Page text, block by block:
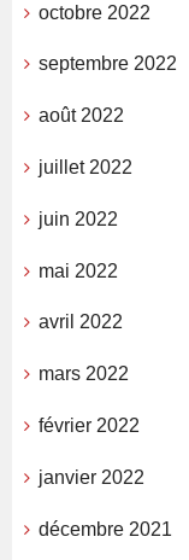
octobre 2022
septembre 2022
août 2022
juillet 2022
juin 2022
mai 2022
avril 2022
mars 2022
février 2022
janvier 2022
décembre 2021